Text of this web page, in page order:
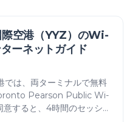
空港（YYZ）のWi-
ーネットガイド
では、両ターミナルで無料
Pearson Public Wi-
意すると、4時間のセッシ